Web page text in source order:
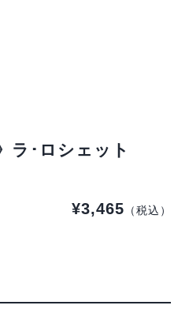
ラ･ロシェット
¥3,465 （税込）